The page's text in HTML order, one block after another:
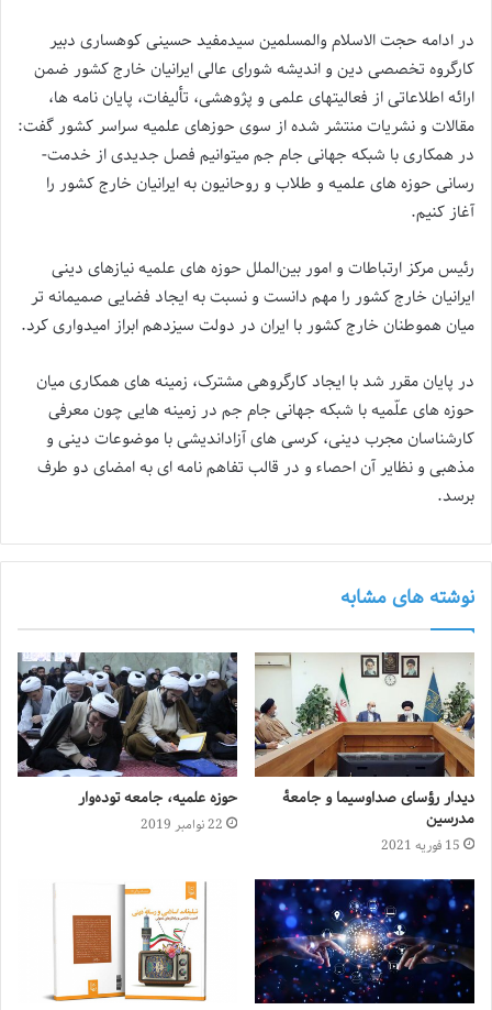
در ادامه حجت­ الاسلام والمسلمین سیدمفید حسینی­ کوهساری دبیر
کارگروه تخصصی دین و اندیشه شورای عالی ایرانیان خارج کشور ضمن
ارائه اطلاعاتی از فعالیت­های علمی و پژوهشی، تألیفات، پایان­ نامه ­ها،
مقالات و نشریات منتشر شده از سوی حوزهای علمیه سراسر کشور گفت:
در همکاری با شبکه جهانی جام ­جم می­توانیم فصل جدیدی از خدمت­
رسانی حوزه های علمیه و طلاب و روحانیون به ایرانیان خارج کشور را
آغاز کنیم.
رئیس مرکز ارتباطات و امور بین­‌الملل حوزه­ های علمیه نیازهای دینی
ایرانیان خارج کشور را مهم دانست و نسبت به ایجاد فضایی صمیمانه ­تر
میان هم­وطنان خارج کشور با ایران در دولت سیزدهم ابراز امیدواری کرد.
در پایان مقرر شد با ایجاد کار­گروهی مشترک، زمینه­ های همکاری میان
حوزه ­های علّمیه با شبکه جهانی جام ­جم در زمینه­ هایی چون معرفی
کارشناسان مجرب دینی، کرسی­ های آزاداندیشی با موضوعات دینی و
مذهبی و نظایر آن احصاء و در قالب تفاهم نامه ای به امضای دو طرف
برسد.
نوشته های مشابه
دیدار رؤسای صداوسیما و جامعهٔ
مدرسین
15 فوریه 2021
حوزه علمیه، جامعه توده‌وار
22 نوامبر 2019